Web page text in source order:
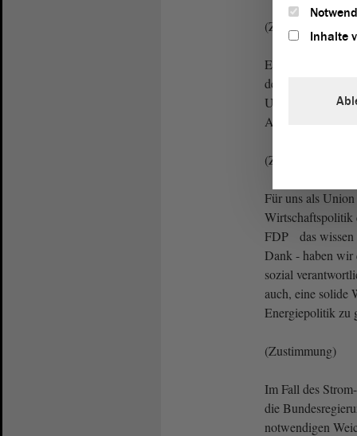
(Zustimmung)
Einmal ganz von
der
Unternehmen
Arbeitsplätzen,
(Zustimmung)
Für uns als
Wirtschaftspolitik
FDP das wissen
Dank - haben wir
sozial
auch, eine solide
Energiepolitik zu
(Zustimmung)
Im Fall des
die
notwendigen
Inhalte